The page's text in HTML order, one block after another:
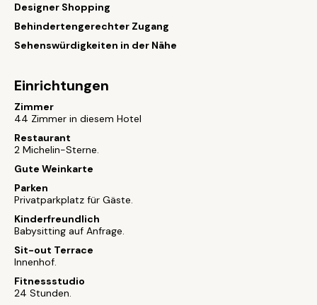
Designer Shopping
Behindertengerechter Zugang
Sehenswürdigkeiten in der Nähe
Einrichtungen
Zimmer
44 Zimmer in diesem Hotel
Restaurant
2 Michelin-Sterne.
Gute Weinkarte
Parken
Privatparkplatz für Gäste.
Kinderfreundlich
Babysitting auf Anfrage.
Sit-out Terrace
Innenhof.
Fitnessstudio
24 Stunden.